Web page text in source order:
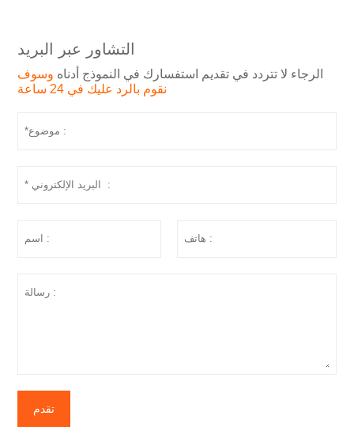
التشاور عبر البريد
الرجاء لا تتردد في تقديم استفسارك في النموذج أدناه وسوف
نقوم بالرد عليك في 24 ساعة
تقدم